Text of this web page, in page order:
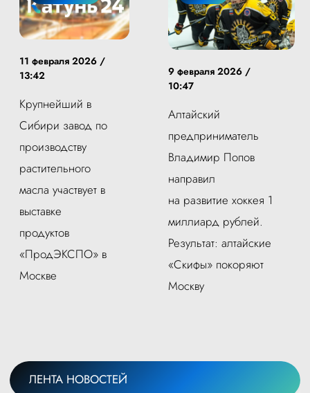
11 февраля 2026 /
13:42
Крупнейший в
Сибири завод по
производству
растительного
масла участвует в
выставке
продуктов
«ПродЭКСПО» в
Москве
9 февраля 2026 /
10:47
Алтайский
предприниматель
Владимир Попов
направил
на развитие хоккея 1
миллиард рублей.
Результат: алтайские
«Скифы» покоряют
Москву
ЛЕНТА НОВОСТЕЙ